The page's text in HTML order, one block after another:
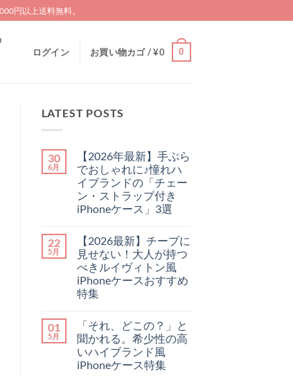
円以上送料無料。
ログイン お買い物カゴ /¥0 0
LATEST POSTS
30
6月
【2026年最新】手ぶら
でおしゃれに♪憧れハ
イブランドの「チェー
ン・ストラップ付き
iPhoneケース」3選
新】
手
ぶ
ら
で
お
♪
憧
れ
ハ
ト
は
ま
だ
あ
り
ん
22
5月
【2026最新】チープに
見せない！大人が持つ
べきルイヴィトン風
iPhoneケースおすすめ
特集
新】
チ
ー
プ
に
見
ン
ト
は
ま
だ
あ
01
5月
「それ、どこの？」と
聞かれる。希少性の高
いハイブランド風
iPhoneケース特集